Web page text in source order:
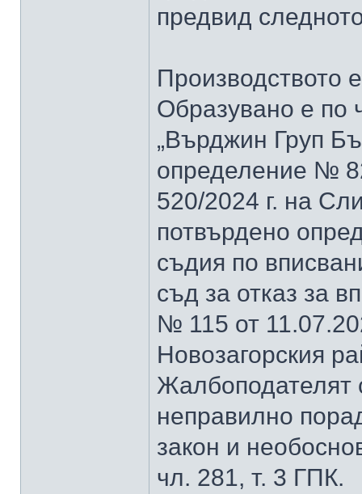
предвид
Производството
Образувано е по
„Върджин Груп
определение №
520/2024 г. на
потвърдено
съдия по
съд за отказ за
№ 115 от
Новозагорския
Жалбоподателят
неправилно
закон и
чл. 281, т. 3 ГПК.